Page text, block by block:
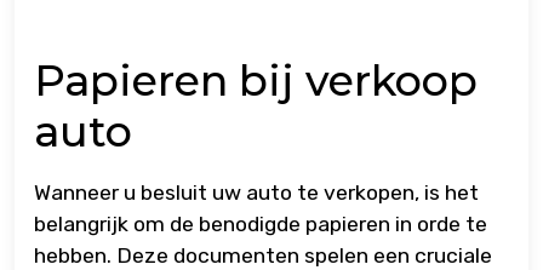
Papieren bij verkoop
auto
Wanneer u besluit uw auto te verkopen, is het
belangrijk om de benodigde papieren in orde te
hebben. Deze documenten spelen een cruciale